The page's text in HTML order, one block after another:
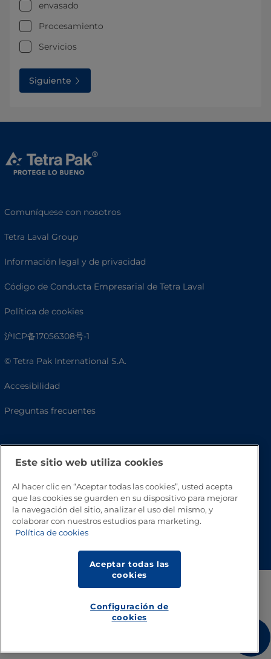
envasado
Procesamiento
Servicios
Siguiente
Comuníquese con nosotros
Tetra Laval Group
Información legal y de privacidad
Código de Conducta Empresarial de Tetra Laval
Política de cookies
沪ICP备17056308号-1
© Tetra Pak International S.A.
Accesibilidad
Preguntas frecuentes
Volver a inicio
Este sitio web utiliza cookies
Al hacer clic en “Aceptar todas las cookies”, usted acepta
que las cookies se guarden en su dispositivo para mejorar
la navegación del sitio, analizar el uso del mismo, y
colaborar con nuestros estudios para marketing.
Política de cookies
Aceptar todas las
cookies
Configuración de
cookies